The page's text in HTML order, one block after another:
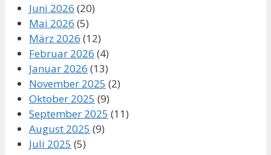
Juni 2026 (20)
Mai 2026 (5)
März 2026 (12)
Februar 2026 (4)
Januar 2026 (13)
November 2025 (2)
Oktober 2025 (9)
September 2025 (11)
August 2025 (9)
Juli 2025 (5)